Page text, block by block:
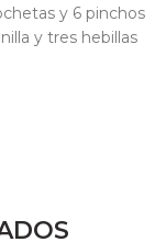
y 6 pinchos
y tres hebillas